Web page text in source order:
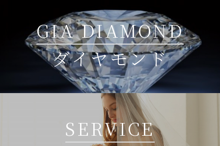
GIA DIAMOND
ダイヤモンド
SERVICE